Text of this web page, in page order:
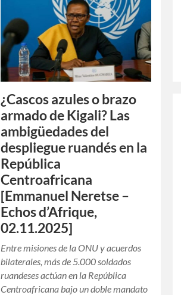
¿Cascos azules o brazo
armado de Kigali? Las
ambigüedades del
despliegue ruandés en la
República
Centroafricana
[Emmanuel Neretse –
Echos d’Afrique,
02.11.2025]
Entre misiones de la ONU y acuerdos
bilaterales, más de 5.000 soldados
ruandeses actúan en la República
Centroafricana bajo un doble mandato